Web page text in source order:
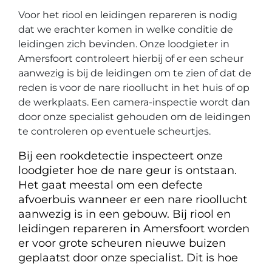
Voor het riool en leidingen repareren is nodig
dat we erachter komen in welke conditie de
leidingen zich bevinden. Onze loodgieter in
Amersfoort controleert hierbij of er een scheur
aanwezig is bij de leidingen om te zien of dat de
reden is voor de nare rioollucht in het huis of op
de werkplaats. Een camera-inspectie wordt dan
door onze specialist gehouden om de leidingen
te controleren op eventuele scheurtjes.
Bij een rookdetectie inspecteert onze
loodgieter hoe de nare geur is ontstaan.
Het gaat meestal om een defecte
afvoerbuis wanneer er een nare rioollucht
aanwezig is in een gebouw. Bij riool en
leidingen repareren in Amersfoort worden
er voor grote scheuren nieuwe buizen
geplaatst door onze specialist. Dit is hoe